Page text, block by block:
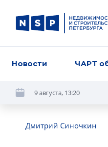
Новости ЧАРТ
9 августа, 13:20
Дмитрий Синочкин